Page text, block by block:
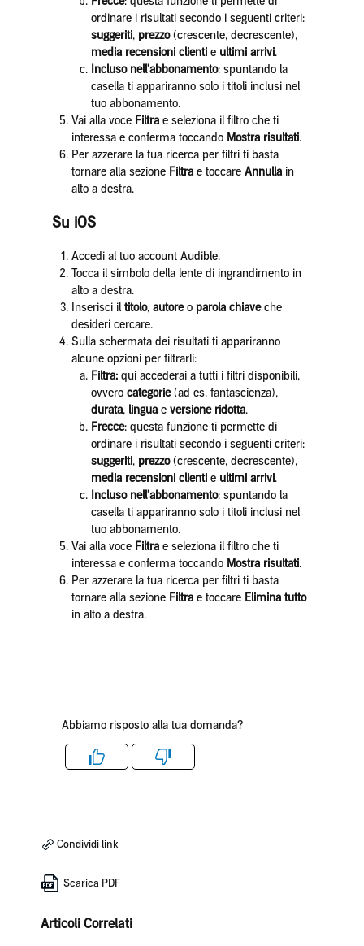
ordinare i risultati secondo i seguenti criteri:
suggeriti, prezzo(crescente, decrescente),
media recensioni clienti eultimi arrivi.
Incluso nell'abbonamento: spuntando la
casella ti appariranno solo i titoli inclusi nel
tuo abbonamento.
Vai alla voce Filtrae seleziona il filtro che ti
interessa e conferma toccando Mostra risultati.
Per azzerare la tua ricerca per filtri ti basta
tornare alla sezione Filtrae toccare Annullain
alto a destra.
Su iOS
Accedi al tuo account Audible.
Tocca il simbolo della lente di ingrandimento in
alto a destra.
Inserisci il titolo, autoreo parola chiaveche
desideri cercare.
Sulla schermata dei risultati ti appariranno
alcune opzioni per filtrarli:
Filtra: qui accederai a tutti i filtri disponibili,
ovvero categorie(ad es. fantascienza),
durata, linguae versione ridotta.
Frecce: questa funzione ti permette di
ordinare i risultati secondo i seguenti criteri:
suggeriti, prezzo(crescente, decrescente),
media recensioni clienti eultimi arrivi.
Incluso nell'abbonamento: spuntando la
casella ti appariranno solo i titoli inclusi nel
tuo abbonamento.
Vai alla voce Filtrae seleziona il filtro che ti
interessa e conferma toccando Mostra risultati.
Per azzerare la tua ricerca per filtri ti basta
tornare alla sezione Filtrae toccare Elimina tutto
in alto a destra.
Abbiamo risposto alla tua domanda?
Like Dislike
Condividi link
Scarica PDF
Articoli Correlati